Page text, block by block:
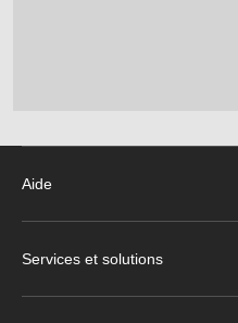
Aide
Services et solutions